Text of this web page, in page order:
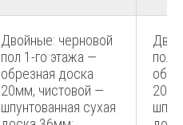
Двойные: черновой
пол 1-го этажа —
обрезная доска
20мм, чистовой —
шпунтованная сухая
пол